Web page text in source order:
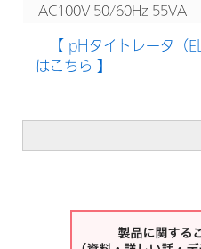
AC100V 50/60Hz 55VA
【 pHタイトレータ（
はこちら 】